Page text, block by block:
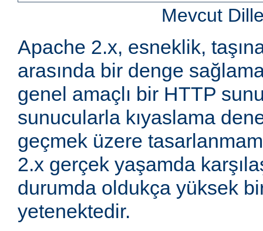
Mevcut
Apache 2.x, esneklik,
arasında bir denge
genel amaçlı bir HTTP
sunucularla kıyaslama
geçmek üzere
2.x gerçek yaşamda
durumda oldukça yüksek
yetenektedir.